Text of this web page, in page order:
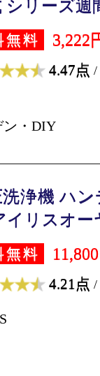
シリーズ週
無料 3,222
4.47点 /
ン・DIY
洗浄機 ハ
イリスオー
無料
4.21点 /